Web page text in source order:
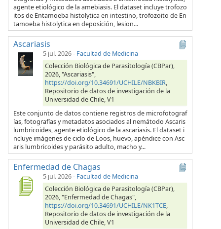
agente etiológico de la amebiasis. El dataset incluye trofozo
itos de Entamoeba histolytica en intestino, trofozoito de En
tamoeba histolytica en deposición, lesion...
Ascariasis
5 jul. 2026- Facultad de Medicina
Colección Biológica de Parasitología (CBPar),
2026, "Ascariasis",
https://doi.org/10.34691/UCHILE/NBKBIR,
Repositorio de datos de investigación de la
Universidad de Chile, V1
Este conjunto de datos contiene registros de microfotograf
ías, fotografías y metadatos asociados al nemátodo Ascaris
lumbricoides, agente etiológico de la ascariasis. El dataset i
ncluye imágenes de ciclo de Loos, huevo, apéndice con Asc
aris lumbricoides y parásito adulto, macho y...
Enfermedad de Chagas
5 jul. 2026- Facultad de Medicina
Colección Biológica de Parasitología (CBPar),
2026, "Enfermedad de Chagas",
https://doi.org/10.34691/UCHILE/NK1TCE,
Repositorio de datos de investigación de la
Universidad de Chile, V1